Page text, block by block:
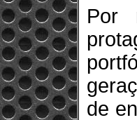
Por
de